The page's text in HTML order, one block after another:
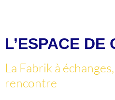
L’ESPACE DE
La Fabrik à
rencontre